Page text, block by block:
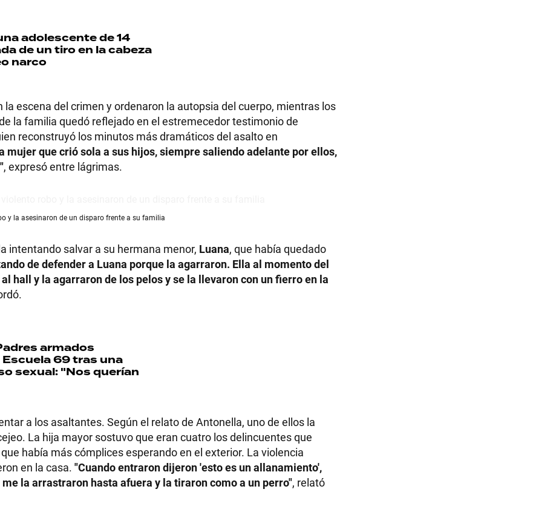
adolescente de 14
de un tiro en la cabeza
narco
escena del crimen y ordenaron la autopsia del cuerpo, mientras los
la familia quedó reflejado en el estremecedor testimonio de
reconstruyó los minutos más dramáticos del asalto en
mujer que crió sola a sus hijos, siempre saliendo adelante por ellos,
, expresó entre lágrimas.
y la asesinaron de un disparo frente a su familia
intentando salvar a su hermana menor, Luana, que había quedado
de defender a Luana porque la agarraron. Ella al momento del
hall y la agarraron de los pelos y se la llevaron con un fierro en la
armados
69 tras una
sexual: "Nos querían
a los asaltantes. Según el relato de Antonella, uno de ellos la
La hija mayor sostuvo que eran cuatro los delincuentes que
había más cómplices esperando en el exterior. La violencia
en la casa. "Cuando entraron dijeron 'esto es un allanamiento',
la arrastraron hasta afuera y la tiraron como a un perro", relató